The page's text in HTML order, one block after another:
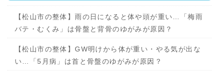
【松山市の整体】雨の日になると体や頭が重い…「梅雨
バテ・むくみ」は骨盤と背骨のゆがみが原因？
【松山市の整体】GW明けから体が重い・やる気が出な
い…「5月病」は首と骨盤のゆがみが原因？